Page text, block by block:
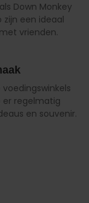
Down Monkey
zijn een ideaal
vrienden.
regelmatig
en souvenir.